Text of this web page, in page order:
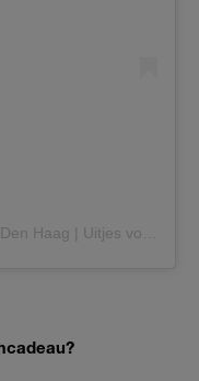
Een bericht gedeeld door Kidsproof Den Haag | Uitjes voor kinderen (@kidsproofdenhaag)